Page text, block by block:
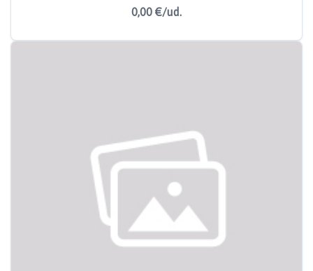
0,00 €/ud.